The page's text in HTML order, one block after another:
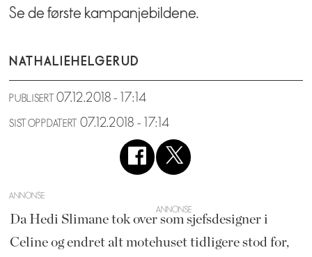
Se de første kampanjebildene.
NATHALIEHELGERUD
PUBLISERT 07.12.2018 - 17:14
SIST OPPDATERT 07.12.2018 - 17:14
ANNONSE
Da Hedi Slimane tok over som sjefsdesigner i
Celine og endret alt motehuset tidligere stod for,